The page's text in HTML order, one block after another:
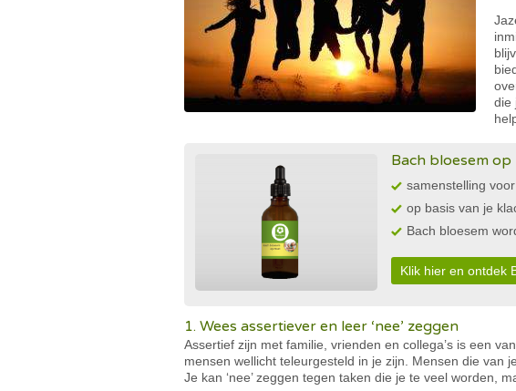
die
Bach bloesem op
samenstelling
op basis van je
Bach bloesem
Klik hier en ontdek
1. Wees assertiever en leer ‘nee’ zeggen
Assertief zijn met familie, vrienden en collega’s is een
mensen wellicht teleurgesteld in je zijn. Mensen die van
Je kan ‘nee’ zeggen tegen taken die je te veel worden,